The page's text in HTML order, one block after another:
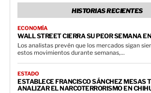
HISTORIAS RECIENTES
ECONOMÍA
WALL STREET CIERRA SU PEOR SEMANA
Los analistas prevén que los mercados sigan
estos movimientos durante semanas,...
ESTADO
ESTABLECE FRANCISCO SÁNCHEZ MESAS
ANALIZAR EL NARCOTERRORISMO EN